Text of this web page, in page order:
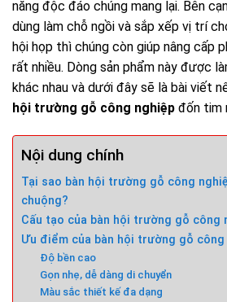
năng độc đáo chúng mang lại. Bên
dùng làm chỗ ngồi và sắp xếp vị trí
hội họp thì chúng còn giúp nâng cấp
rất nhiều. Dòng sản phẩm này được
khác nhau và dưới đây sẽ là bài viết
hội trường gỗ công nghiệp đốn tim
Nội dung chính
Tại sao bàn hội trường gỗ công
chuộng?
Cấu tạo của bàn hội trường gỗ công
Ưu điểm của bàn hội trường gỗ công
Độ bền cao
Gọn nhẹ, dễ dàng di chuyển
Màu sắc thiết kế đa dạng